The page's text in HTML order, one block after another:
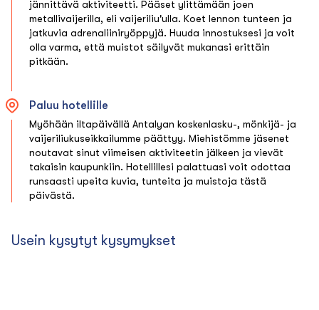
jännittävä aktiviteetti. Pääset ylittämään joen
metallivaijerilla, eli vaijeriliu'ulla. Koet lennon tunteen ja
jatkuvia adrenaliiniryöppyjä. Huuda innostuksesi ja voit
olla varma, että muistot säilyvät mukanasi erittäin
pitkään.
Paluu hotellille
Myöhään iltapäivällä Antalyan koskenlasku-, mönkijä- ja
vaijeriliukuseikkailumme päättyy. Miehistömme jäsenet
noutavat sinut viimeisen aktiviteetin jälkeen ja vievät
takaisin kaupunkiin. Hotellillesi palattuasi voit odottaa
runsaasti upeita kuvia, tunteita ja muistoja tästä
päivästä.
Usein kysytyt kysymykset